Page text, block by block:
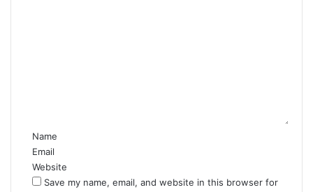
Name
Email
Website
Save my name, email, and website in this browser for